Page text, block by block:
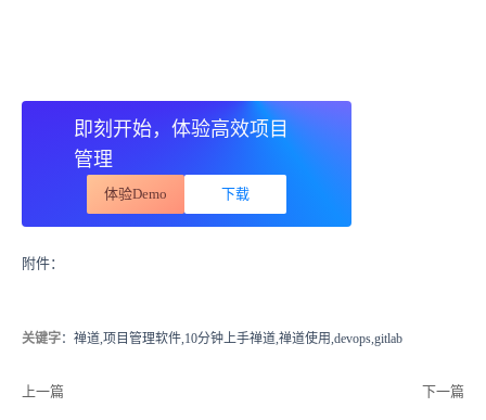
即刻开始，体验高效项目
管理
体验Demo 下载
附件：
关键字：禅道,项目管理软件,10分钟上手禅道,禅道使用,devops,gitlab
上一篇 下一篇